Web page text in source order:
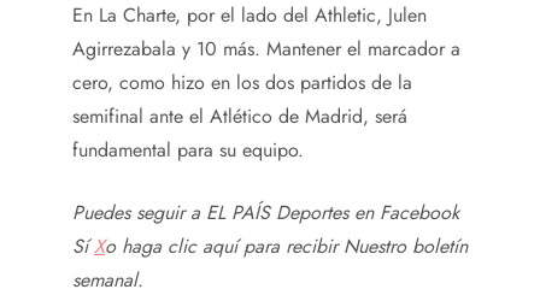
En La Charte, por el lado del Athletic, Julen
Agirrezabala y 10 más. Mantener el marcador a
cero, como hizo en los dos partidos de la
semifinal ante el Atlético de Madrid, será
fundamental para su equipo.
Puedes seguir a EL PAÍS Deportes en Facebook
SíXo haga clic aquí para recibirNuestro boletín
semanal.